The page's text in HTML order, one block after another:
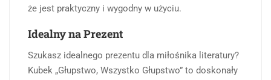
że jest praktyczny i wygodny w użyciu.
Idealny na Prezent
Szukasz idealnego prezentu dla miłośnika literatury?
Kubek „Głupstwo, Wszystko Głupstwo” to doskonały